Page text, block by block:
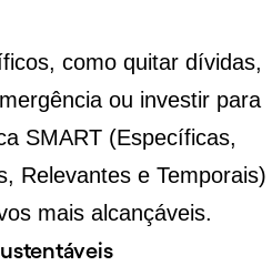
como quitar dívidas,
ou investir para
SMART (Específicas,
Relevantes e Temporais)
mais alcançáveis.